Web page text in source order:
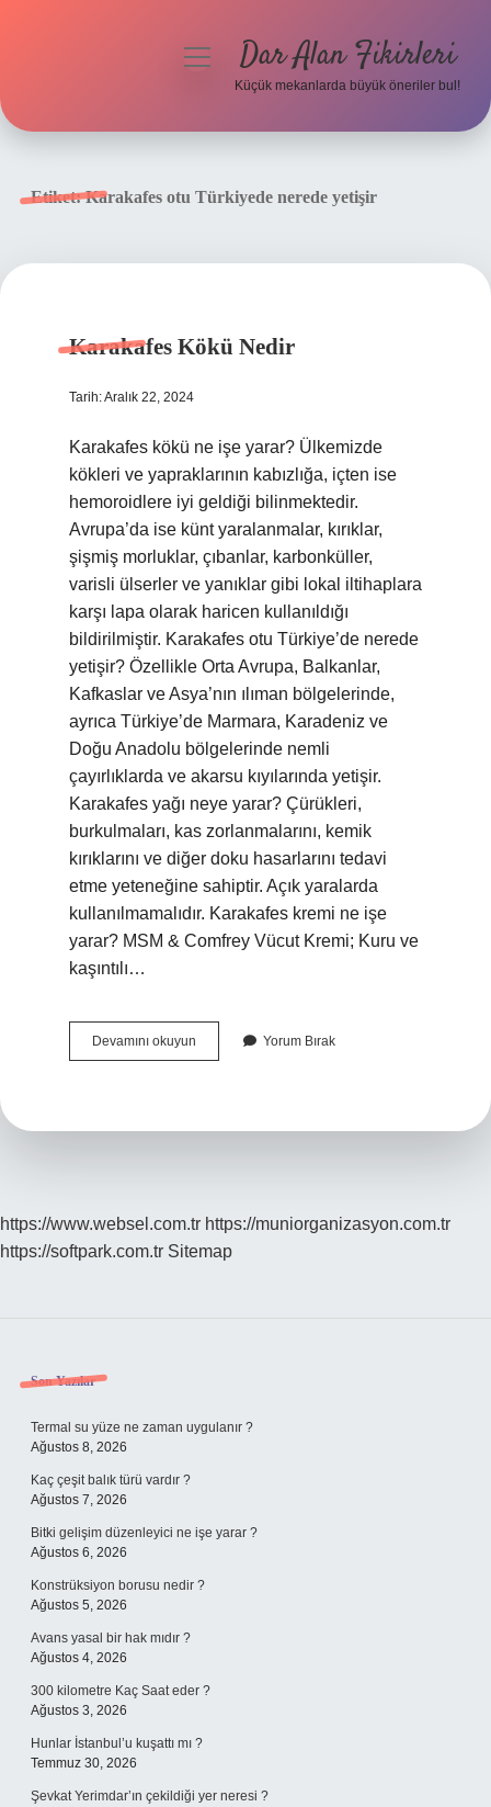
menüyüDar Alan Fikirleri
Küçük mekanlarda büyük öneriler bul!
Etiket:Karakafes otu Türkiyede nerede yetişir
Karakafes Kökü Nedir
Tarih: Aralık 22, 2024
Karakafes kökü ne işe yarar? Ülkemizde
kökleri ve yapraklarının kabızlığa, içten ise
hemoroidlere iyi geldiği bilinmektedir.
Avrupa’da ise künt yaralanmalar, kırıklar,
şişmiş morluklar, çıbanlar, karbonküller,
varisli ülserler ve yanıklar gibi lokal iltihaplara
karşı lapa olarak haricen kullanıldığı
bildirilmiştir. Karakafes otu Türkiye’de nerede
yetişir? Özellikle Orta Avrupa, Balkanlar,
Kafkaslar ve Asya’nın ılıman bölgelerinde,
ayrıca Türkiye’de Marmara, Karadeniz ve
Doğu Anadolu bölgelerinde nemli
çayırlıklarda ve akarsu kıyılarında yetişir.
Karakafes yağı neye yarar? Çürükleri,
burkulmaları, kas zorlanmalarını, kemik
kırıklarını ve diğer doku hasarlarını tedavi
etme yeteneğine sahiptir. Açık yaralarda
kullanılmamalıdır. Karakafes kremi ne işe
yarar? MSM & Comfrey Vücut Kremi; Kuru ve
kaşıntılı…
Devamını okuyun Karakafes
Kökü
Yorum Bırak
https://www.websel.com.tr https://muniorganizasyon.com.tr
https://softpark.com.tr Sitemap
Sidebar
Son Yazılar
Termal su yüze ne zaman uygulanır ?
Ağustos 8, 2026
Kaç çeşit balık türü vardır ?
Ağustos 7, 2026
Bitki gelişim düzenleyici ne işe yarar ?
Ağustos 6, 2026
Konstrüksiyon borusu nedir ?
Ağustos 5, 2026
Avans yasal bir hak mıdır ?
Ağustos 4, 2026
300 kilometre Kaç Saat eder ?
Ağustos 3, 2026
Hunlar İstanbul’u kuşattı mı ?
Temmuz 30, 2026
Şevkat Yerimdar’ın çekildiği yer neresi ?